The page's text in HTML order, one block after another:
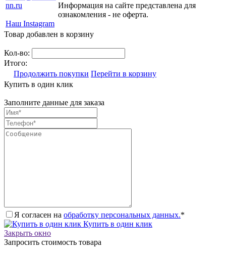
nn.ru
Наш Instagram
Информация на сайте представлена для
ознакомления - не оферта.
Товар добавлен в корзину
Кол-во:
Итого:
Продолжить покупки Перейти в корзину
Купить в один клик
Заполните данные для заказа
Я согласен на обработку персональных данных.*
Купить в один клик
Закрыть окно
Запросить стоимость товара